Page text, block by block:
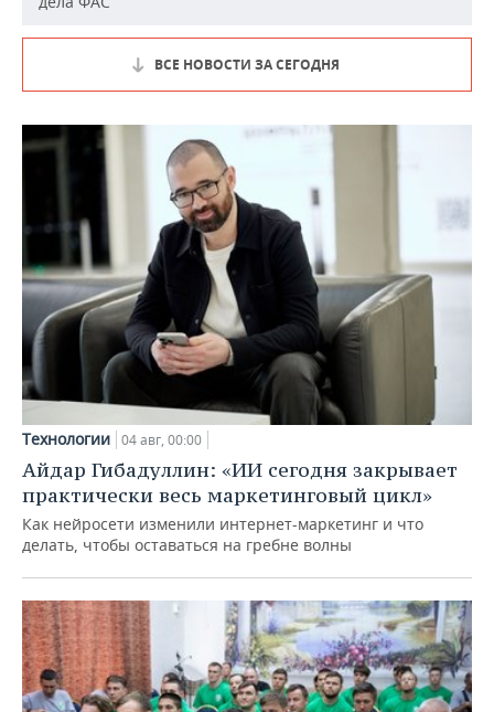
ВСЕ НОВОСТИ ЗА СЕГОДНЯ
Технологии 04 авг, 00:00
Айдар Гибадуллин: «ИИ сегодня закрывает
практически весь маркетинговый цикл»
Как нейросети изменили интернет-маркетинг и что
делать, чтобы оставаться на гребне волны